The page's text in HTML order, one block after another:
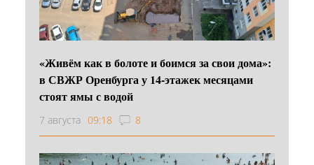
«Живём как в болоте и боимся за свои дома»:
в СВЖР Оренбурга у 14-этажек месяцами
стоят ямы с водой
7 августа 09:18 8